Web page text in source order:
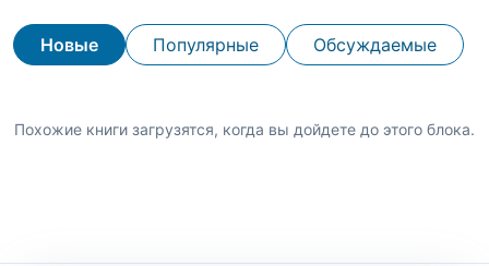
Новые Популярные Обсуждаемые
Похожие книги загрузятся, когда вы дойдете до этого блока.